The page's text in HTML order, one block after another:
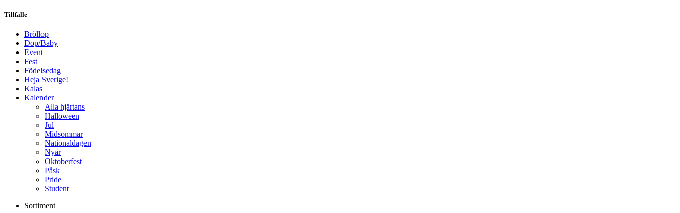
Tillfälle
Bröllop
Dop/Baby
Event
Fest
Födelsedag
Heja Sverige!
Kalas
Kalender
Alla hjärtans
Halloween
Jul
Midsommar
Nationaldagen
Nyår
Oktoberfest
Påsk
Pride
Student
Sortiment